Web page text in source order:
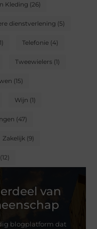
Kleding (26)
dienstverlening (5)
Telefonie (4)
Tweewielers (1)
(15)
Wijn (1)
(47)
Zakelijk (9)
(12)
van
blogplatform dat